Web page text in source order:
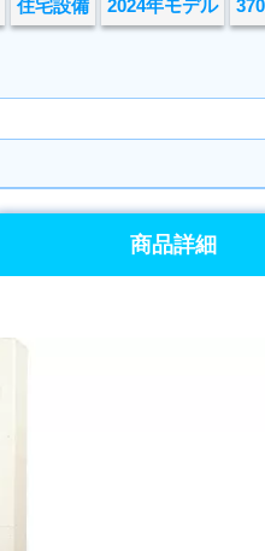
住宅設備 2024年モデル
商品詳細